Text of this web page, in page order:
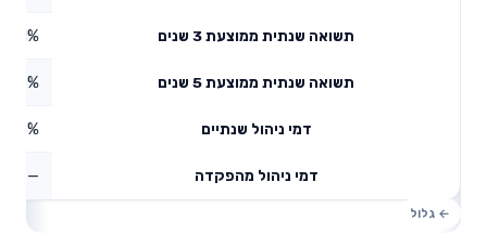
תשואה שנתית ממוצעת 3 שנים
תשואה שנתית ממוצעת 5 שנים
דמי ניהול שנתיים
דמי ניהול מהפקדה —